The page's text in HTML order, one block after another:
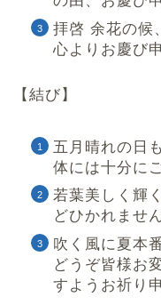
拝啓 余花の候
心よりお慶び
【結び】
五月晴れの日
体には十分に
若葉美しく輝
どひかれませ
吹く風に夏本
どうぞ皆様お
すようお祈り